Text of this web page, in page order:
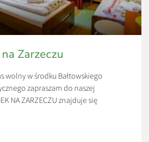
Zarzeczu
wolny w środku Bałtowskiego
zapraszam do naszej
NA ZARZECZU znajduje się
Kompleksu Turystycznego (obok
Koni , Parku Rozrywki ,
Czarownic i Api-spa). Zimą 50 m od